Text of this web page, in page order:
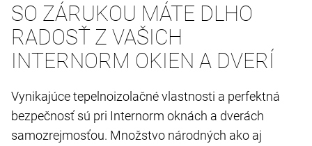
SO ZÁRUKOU MÁTE DLHO
RADOSŤ Z VAŠICH
INTERNORM OKIEN A DVERÍ
Vynikajúce tepelnoizolačné vlastnosti a perfektná
bezpečnosť sú pri Internorm oknách a dverách
samozrejmosťou. Množstvo národných ako aj